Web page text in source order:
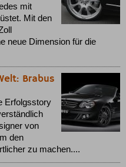
mit
Mit den
neue Dimension für die
Brabus
Erfolgsstory
von
den
zu machen....